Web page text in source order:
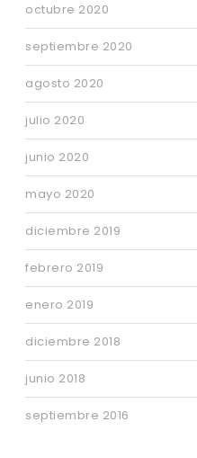
octubre 2020
septiembre 2020
agosto 2020
julio 2020
junio 2020
mayo 2020
diciembre 2019
febrero 2019
enero 2019
diciembre 2018
junio 2018
septiembre 2016